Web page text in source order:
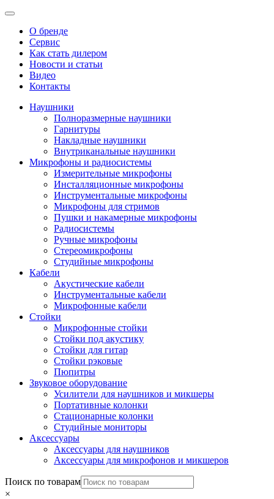
О бренде
Сервис
Как стать дилером
Новости и статьи
Видео
Контакты
Наушники
Полноразмерные наушники
Гарнитуры
Накладные наушники
Внутриканальные наушники
Микрофоны и радиосистемы
Измерительные микрофоны
Инсталляционные микрофоны
Инструментальные микрофоны
Микрофоны для стримов
Пушки и накамерные микрофоны
Радиосистемы
Ручные микрофоны
Стереомикрофоны
Студийные микрофоны
Кабели
Акустические кабели
Инструментальные кабели
Микрофонные кабели
Стойки
Микрофонные стойки
Стойки под акустику
Стойки для гитар
Стойки рэковые
Пюпитры
Звуковое оборудование
Усилители для наушников и микшеры
Портативные колонки
Стационарные колонки
Студийные мониторы
Аксессуары
Аксессуары для наушников
Аксессуары для микрофонов и микшеров
Поиск по товарам
×